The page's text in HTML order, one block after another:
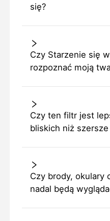
się?
Czy Starzenie się
rozpoznać moją
Czy ten filtr jest
bliskich niż szersze
Czy brody, okulary
nadal będą